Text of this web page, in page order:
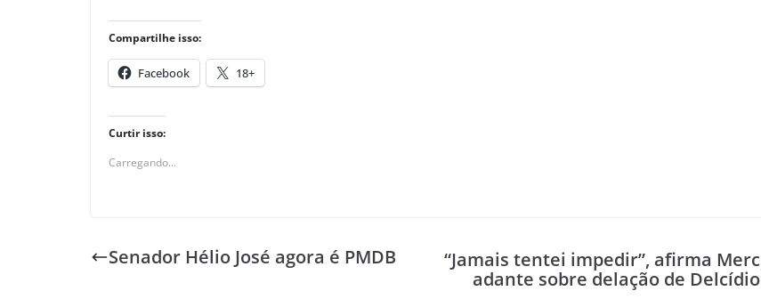
Compartilhe isso:
Facebook 18+
Curtir isso:
Carregando...
Senador Hélio José agora é PMDB
“Jamais tentei impedir”, afirma Merc
adante sobre delação de Delcídio